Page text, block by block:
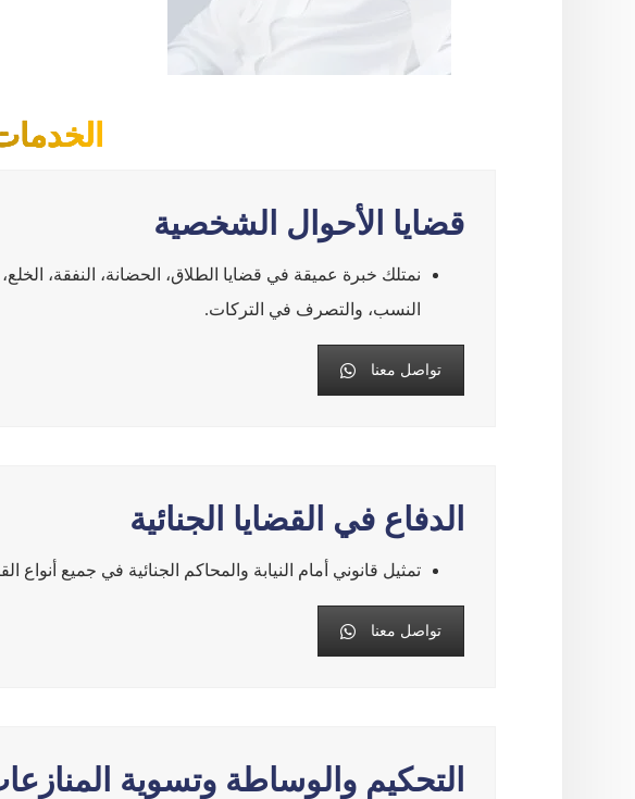
قضايا الأحوال الشخصية
نمتلك خبرة عميقة في قضايا الطلاق، الحضانة، النفقة، الخلع،
النسب، والتصرف في التركات.
تواصل معنا
الدفاع في القضايا الجنائية
تمثيل قانوني أمام النيابة والمحاكم الجنائية في جميع أنواع
تواصل معنا
التحكيم والوساطة وتسوية